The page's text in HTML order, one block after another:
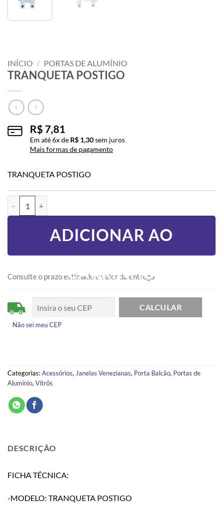
INÍCIO / PORTAS DE ALUMÍNIO
TRANQUETA POSTIGO
R$ 7,81
Em até6x de R$ 1,30sem juros
Mais formas de pagamento
TRANQUETA POSTIGO
ADICIONAR AO
CARRINHO
Consulte o prazo estimado e valor da entrega
Não sei meu CEP
Categorias:Acessórios,Janelas Venezianas, Porta Balcão, Portas de
Alumínio,Vitrôs
DESCRIÇÃO
FICHA TÉCNICA:
-MODELO: TRANQUETA POSTIGO